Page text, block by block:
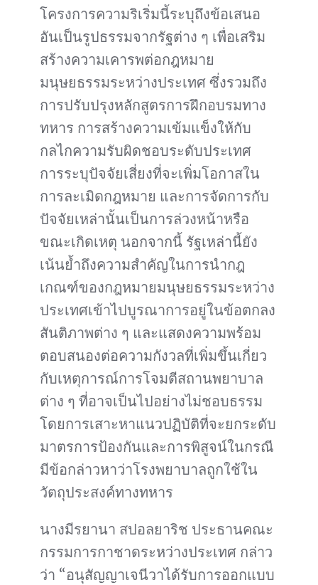
โครงการความริเริ่มนี้ระบุถึงข้อเสนอ
อันเป็นรูปธรรมจากรัฐต่าง ๆ เพื่อเสริม
สร้างความเคารพต่อกฎหมาย
มนุษยธรรมระหว่างประเทศ ซึ่งรวมถึง
การปรับปรุงหลักสูตรการฝึกอบรมทาง
ทหาร การสร้างความเข้มแข็งให้กับ
กลไกความรับผิดชอบระดับประเทศ
การระบุปัจจัยเสี่ยงที่จะเพิ่มโอกาสใน
การละเมิดกฎหมาย และการจัดการกับ
ปัจจัยเหล่านั้นเป็นการล่วงหน้าหรือ
ขณะเกิดเหตุ นอกจากนี้ รัฐเหล่านี้ยัง
เน้นย้ำถึงความสำคัญในการนำกฎ
เกณฑ์ของกฎหมายมนุษยธรรมระหว่าง
ประเทศเข้าไปบูรณาการอยู่ในข้อตกลง
สันติภาพต่าง ๆ และแสดงความพร้อม
ตอบสนองต่อความกังวลที่เพิ่มขึ้นเกี่ยว
กับเหตุการณ์การโจมตีสถานพยาบาล
ต่าง ๆ ที่อาจเป็นไปอย่างไม่ชอบธรรม
โดยการเสาะหาแนวปฏิบัติที่จะยกระดับ
มาตรการป้องกันและการพิสูจน์ในกรณี
มีข้อกล่าวหาว่าโรงพยาบาลถูกใช้ใน
วัตถุประสงค์ทางทหาร
นางมีรยานา สปอลยาริช ประธานคณะ
กรรมการกาชาดระหว่างประเทศ กล่าว
ว่า “อนุสัญญาเจนีวาได้รับการออกแบบ